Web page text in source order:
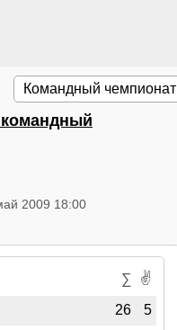
Командный чемпионат
2009 18:00
∑ ✌
26 5